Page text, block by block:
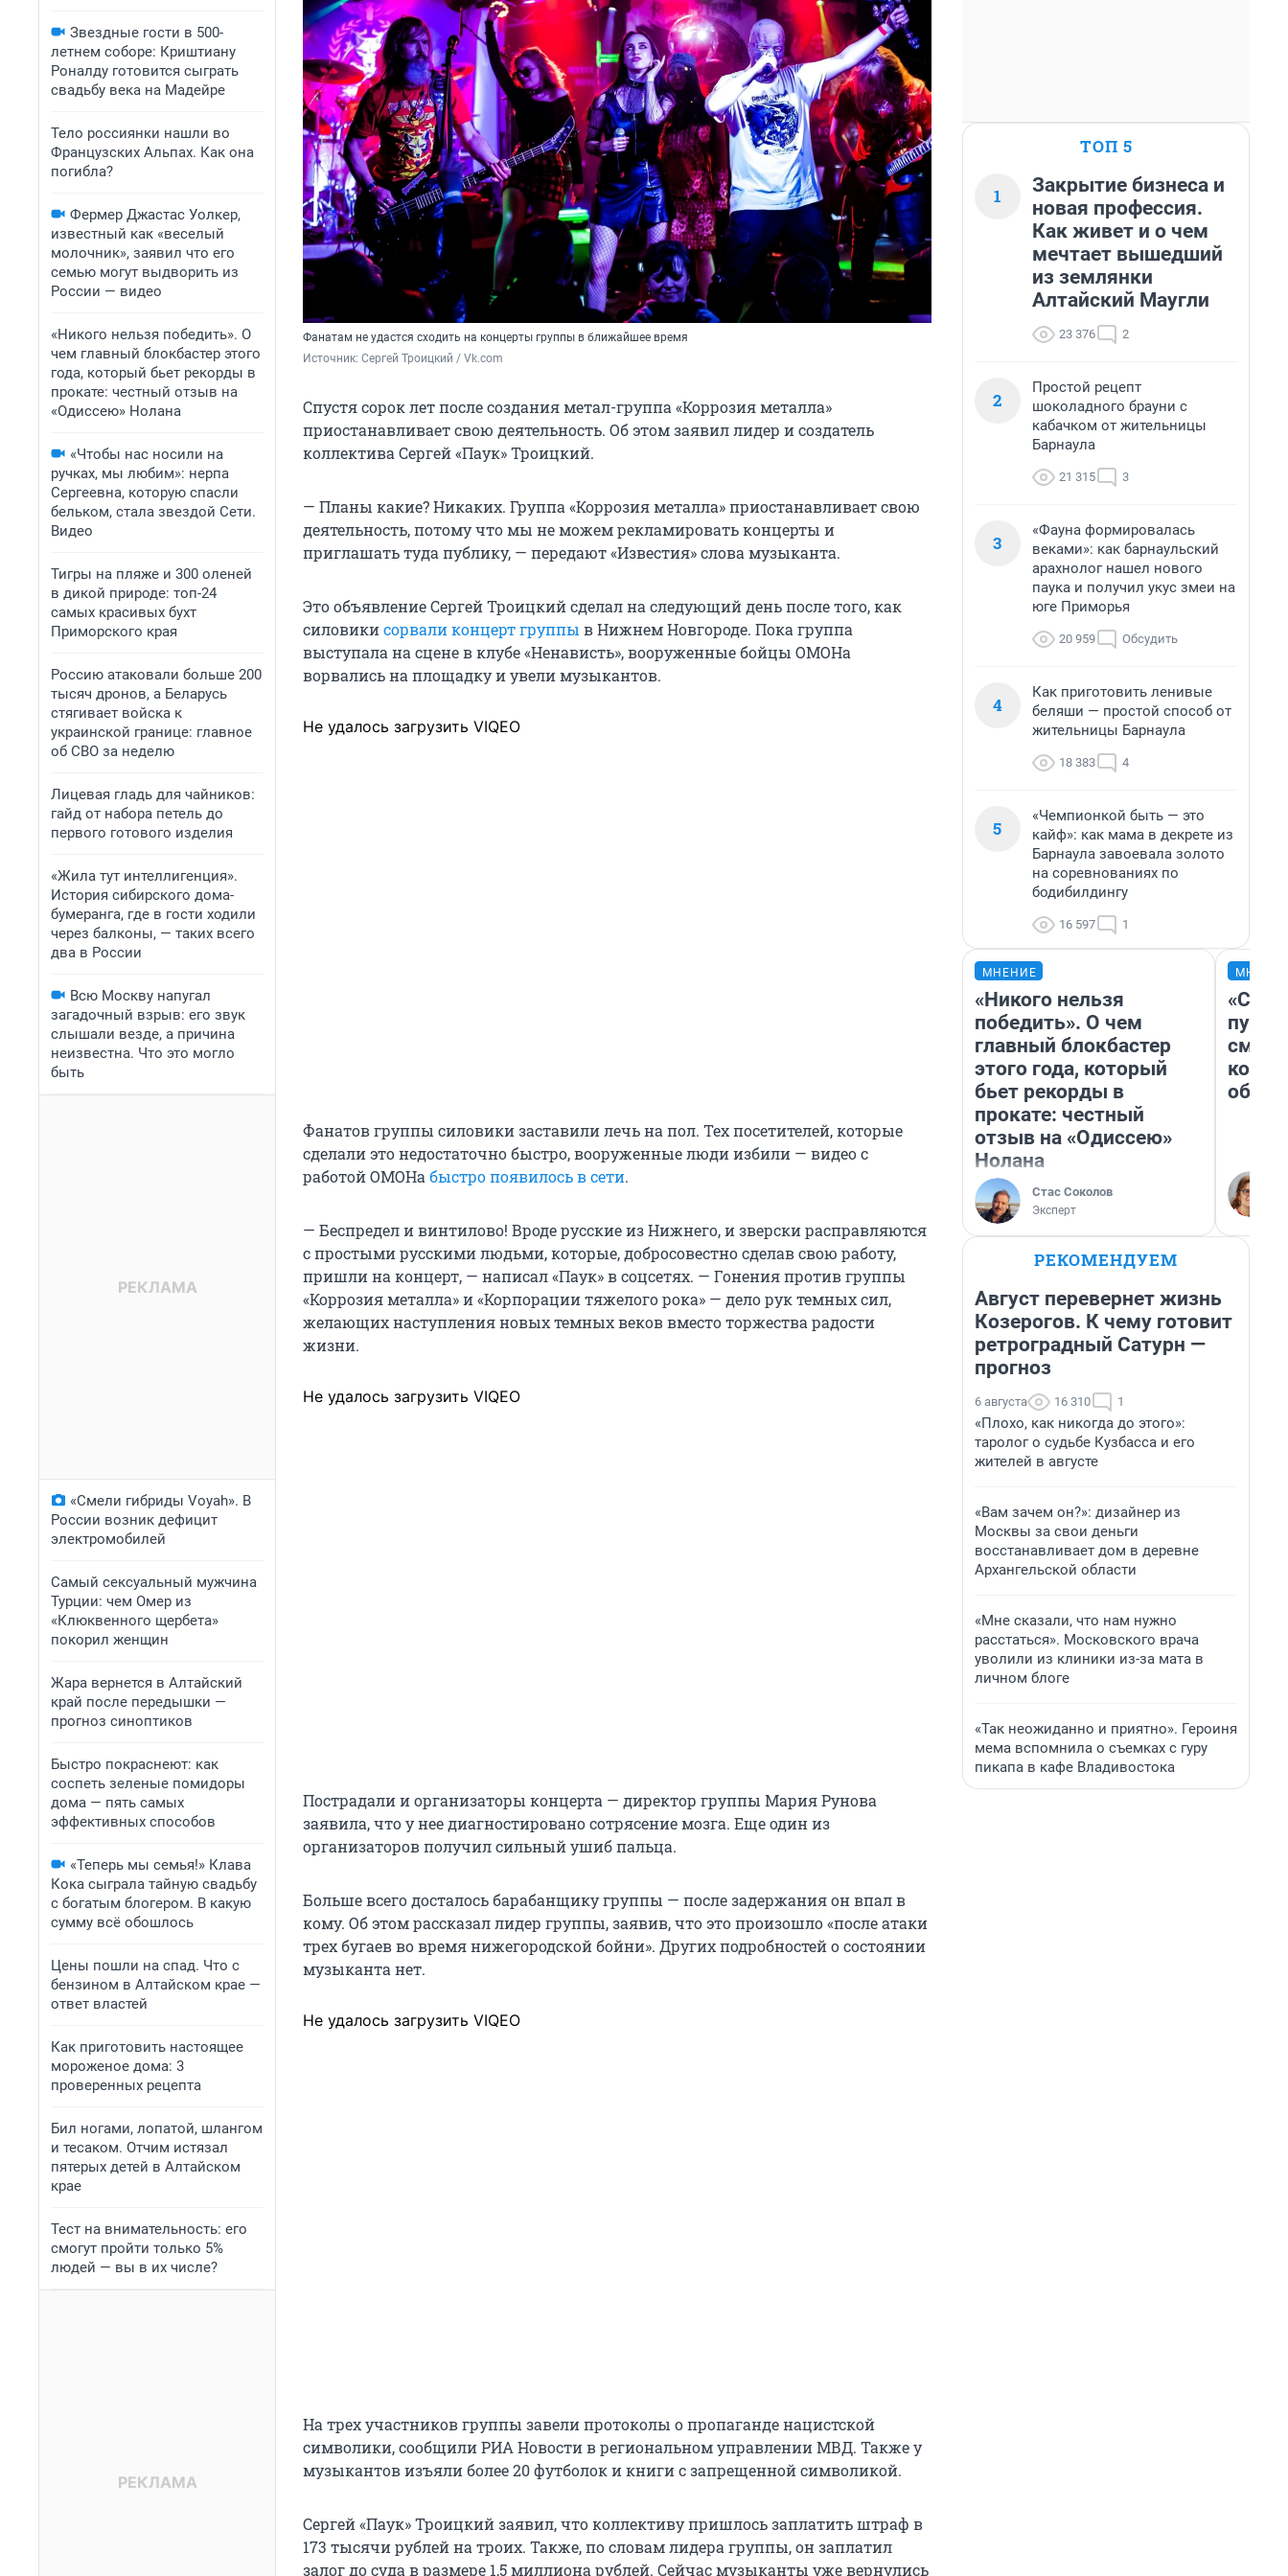
Звездные гости в 500-
летнем соборе: Криштиану
Роналду готовится сыграть
свадьбу века на Мадейре
Тело россиянки нашли во
Французских Альпах. Как она
погибла?
Фермер Джастас Уолкер,
известный как «веселый
молочник», заявил что его
семью могут выдворить из
России — видео
«Никого нельзя победить». О
чем главный блокбастер этого
года, который бьет рекорды в
прокате: честный отзыв на
«Одиссею» Нолана
«Чтобы нас носили на
ручках, мы любим»: нерпа
Сергеевна, которую спасли
бельком, стала звездой Сети.
Видео
Тигры на пляже и 300 оленей
в дикой природе: топ-24
самых красивых бухт
Приморского края
Россию атаковали больше 200
тысяч дронов, а Беларусь
стягивает войска к
украинской границе: главное
об СВО за неделю
Лицевая гладь для чайников:
гайд от набора петель до
первого готового изделия
«Жила тут интеллигенция».
История сибирского дома-
бумеранга, где в гости ходили
через балконы, — таких всего
два в России
Всю Москву напугал
загадочный взрыв: его звук
слышали везде, а причина
неизвестна. Что это могло
быть
«Смели гибриды Voyah». В
России возник дефицит
электромобилей
Самый сексуальный мужчина
Турции: чем Омер из
«Клюквенного щербета»
покорил женщин
Жара вернется в Алтайский
край после передышки —
прогноз синоптиков
Быстро покраснеют: как
соспеть зеленые помидоры
дома — пять самых
эффективных способов
«Теперь мы семья!» Клава
Кока сыграла тайную свадьбу
с богатым блогером. В какую
сумму всё обошлось
Цены пошли на спад. Что с
бензином в Алтайском крае —
ответ властей
Как приготовить настоящее
мороженое дома: 3
проверенных рецепта
Бил ногами, лопатой, шлангом
и тесаком. Отчим истязал
пятерых детей в Алтайском
крае
Тест на внимательность: его
смогут пройти только 5%
людей — вы в их числе?
Фанатам не удастся сходить на концерты группы в ближайшее время
Источник: Сергей Троицкий / Vk.com
Спустя сорок лет после создания метал-группа «Коррозия металла»
приостанавливает свою деятельность. Об этом заявил лидер и создатель
коллектива Сергей «Паук» Троицкий.
— Планы какие? Никаких. Группа «Коррозия металла» приостанавливает свою
деятельность, потому что мы не можем рекламировать концерты и
приглашать туда публику, — передают «Известия» слова музыканта.
Это объявление Сергей Троицкий сделал на следующий день после того, как
силовикисорвали концерт группы в Нижнем Новгороде. Пока группа
выступала на сцене в клубе «Ненависть», вооруженные бойцы ОМОНа
ворвались на площадку и увели музыкантов.
Не удалось загрузить VIQEO
Фанатов группы силовики заставили лечь на пол. Тех посетителей, которые
сделали это недостаточно быстро, вооруженные люди избили — видео с
работой ОМОНа быстро появилось в сети.
— Беспредел и винтилово! Вроде русские из Нижнего, и зверски расправляются
с простыми русскими людьми, которые, добросовестно сделав свою работу,
пришли на концерт, — написал «Паук» в соцсетях. — Гонения против группы
«Коррозия металла» и «Корпорации тяжелого рока» — дело рук темных сил,
желающих наступления новых темных веков вместо торжества радости
жизни.
Не удалось загрузить VIQEO
Пострадали и организаторы концерта — директор группы Мария Рунова
заявила, что у нее диагностировано сотрясение мозга. Еще один из
организаторов получил сильный ушиб пальца.
Больше всего досталось барабанщику группы — после задержания он впал в
кому. Об этом рассказал лидер группы, заявив, что это произошло «после атаки
трех бугаев во время нижегородской бойни». Других подробностей о состоянии
музыканта нет.
Не удалось загрузить VIQEO
На трех участников группы завели протоколы о пропаганде нацистской
символики, сообщили РИА Новости в региональном управлении МВД. Также у
музыкантов изъяли более 20 футболок и книги с запрещенной символикой.
Сергей «Паук» Троицкий заявил, что коллективу пришлось заплатить штраф в
173 тысячи рублей на троих. Также, по словам лидера группы, он заплатил
залог до суда в размере 1,5 миллиона рублей. Сейчас музыканты уже вернулись
ТОП 5
1
Закрытие бизнеса и
новая профессия.
Как живет и о чем
мечтает вышедший
из землянки
Алтайский Маугли
23 376 2
2
Простой рецепт
шоколадного брауни с
кабачком от жительницы
Барнаула
21 315 3
3
«Фауна формировалась
веками»: как барнаульский
арахнолог нашел нового
паука и получил укус змеи на
юге Приморья
20 959 Обсудить
4
Как приготовить ленивые
беляши — простой способ от
жительницы Барнаула
18 383 4
5
«Чемпионкой быть — это
кайф»: как мама в декрете из
Барнаула завоевала золото
на соревнованиях по
бодибилдингу
16 597 1
МНЕНИЕ
«Никого нельзя
победить». О чем
главный блокбастер
этого года, который
бьет рекорды в
прокате: честный
отзыв на «Одиссею»
Нолана
Стас Соколов
Эксперт
РЕКОМЕНДУЕМ
Август перевернет жизнь
Козерогов. К чему готовит
ретроградный Сатурн —
прогноз
6 августа 16 310 1
«Плохо, как никогда до этого»:
таролог о судьбе Кузбасса и его
жителей в августе
«Вам зачем он?»: дизайнер из
Москвы за свои деньги
восстанавливает дом в деревне
Архангельской области
«Мне сказали, что нам нужно
расстаться». Московского врача
уволили из клиники из-за мата в
личном блоге
«Так неожиданно и приятно». Героиня
мема вспомнила о съемках с гуру
пикапа в кафе Владивостока